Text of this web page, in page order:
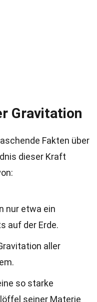
Gravitation
Fakten über
dieser Kraft
nur etwa ein
auf der Erde.
aller
so starke
seiner Materie